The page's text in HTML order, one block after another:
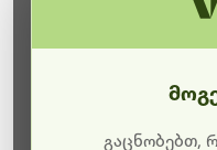
ბოდიშს გიხდით
მიმდინარეობს
გაცნობებთ,